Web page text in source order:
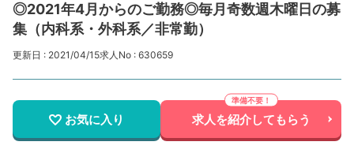
◎2021年4月からのご勤務◎毎月奇数週木曜日の募
集（内科系・外科系／非常勤）
更新日 : 2021/04/15求人No : 630659
お気に入り 求人を紹介してもらう